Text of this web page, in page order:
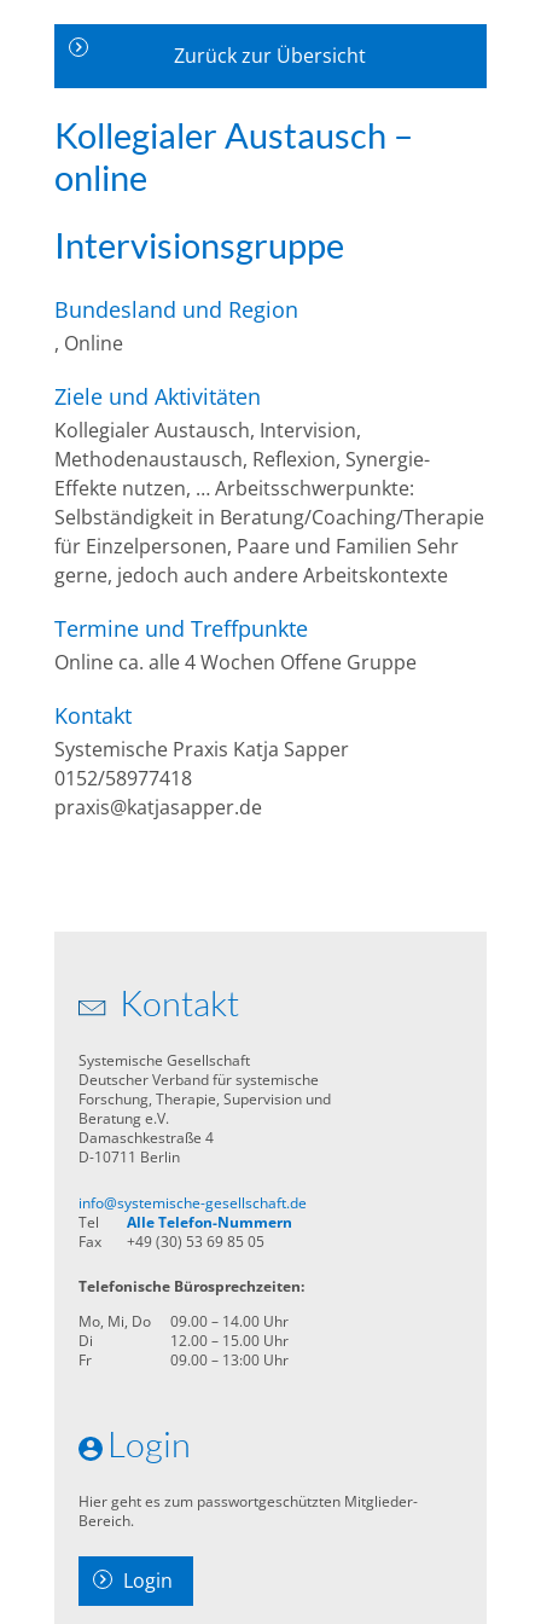
Zurück zur Übersicht
Kollegialer Austausch –
online
Intervisionsgruppe
Bundesland und Region
, Online
Ziele und Aktivitäten
Kollegialer Austausch, Intervision,
Methodenaustausch, Reflexion, Synergie-
Effekte nutzen, … Arbeitsschwerpunkte:
Selbständigkeit in Beratung/Coaching/Therapie
für Einzelpersonen, Paare und Familien Sehr
gerne, jedoch auch andere Arbeitskontexte
Termine und Treffpunkte
Online ca. alle 4 Wochen Offene Gruppe
Kontakt
Systemische Praxis Katja Sapper
0152/58977418
praxis@katjasapper.de
Kontakt
Systemische Gesellschaft
Deutscher Verband für systemische
Forschung, Therapie, Supervision und
Beratung e.V.
Damaschkestraße 4
D-10711 Berlin
info@systemische-gesellschaft.de
Tel
Alle Telefon-Nummern
Fax
+49 (30) 53 69 85 05
Telefonische Bürosprechzeiten:
Mo, Mi, Do
09.00 – 14.00 Uhr
Di
12.00 – 15.00 Uhr
Fr
09.00 – 13:00 Uhr
Login
Hier geht es zum passwortgeschützten Mitglieder-
Bereich.
Login